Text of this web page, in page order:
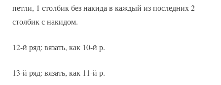
петли, 1 столбик без накида в каждый из последних 2
столбик с накидом.
12-й ряд: вязать, как 10-й р.
13-й ряд: вязать, как 11-й р.